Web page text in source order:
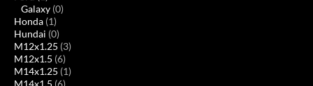
Galaxy (0)
Honda (1)
Hundai (0)
M12x1.25 (3)
M12x1.5 (6)
M14x1.25 (1)